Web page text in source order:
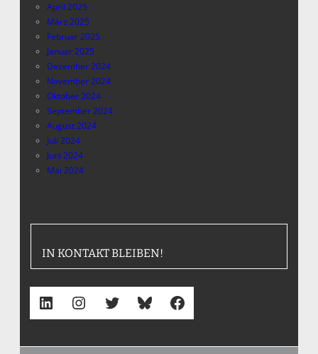
April 2025
März 2025
Februar 2025
Januar 2025
Dezember 2024
November 2024
Oktober 2024
September 2024
August 2024
Juli 2024
Juni 2024
Mai 2024
IN KONTAKT BLEIBEN!
LinkedIn Instagram Twitter Bluesky Facebook